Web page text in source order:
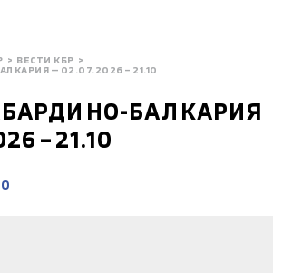
> ВЕСТИ КБР >
— 02.07.2026 – 21.10
БАЛКАРИЯ
– 21.10